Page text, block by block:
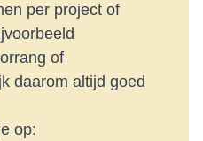
per project of
of
daarom altijd goed
op: